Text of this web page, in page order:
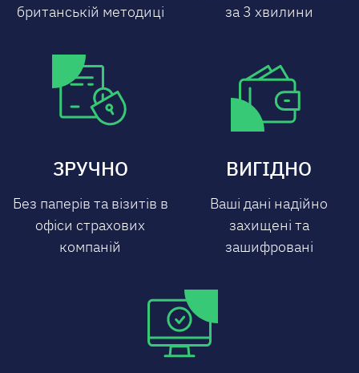
британській методиці
за 3 хвилини
ЗРУЧНО
Без паперів та візитів в
офіси страхових
компаній
ВИГІДНО
Ваші дані надійно
захищені та
зашифровані